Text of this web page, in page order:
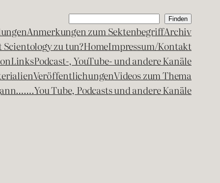
Suchen Finden
Anmerkungen zum SektenbegriffArchiv
zu tun?HomeImpressum/Kontakt
LinksPodcast-, YouTube- und andere Kanäle
VeröffentlichungenVideos zum Thema
You Tube, Podcasts und andere Kanäle